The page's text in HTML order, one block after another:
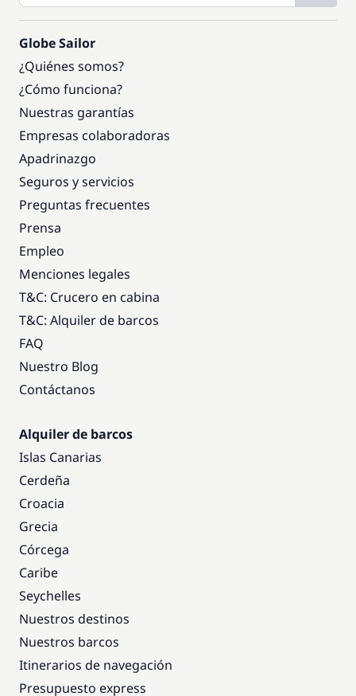
Globe Sailor
¿Quiénes somos?
¿Cómo funciona?
Nuestras garantías
Empresas colaboradoras
Apadrinazgo
Seguros y servicios
Preguntas frecuentes
Prensa
Empleo
Menciones legales
T&C: Crucero en cabina
T&C: Alquiler de barcos
FAQ
Nuestro Blog
Contáctanos
Alquiler de barcos
Islas Canarias
Cerdeña
Croacia
Grecia
Córcega
Caribe
Seychelles
Nuestros destinos
Nuestros barcos
Itinerarios de navegación
Presupuesto express